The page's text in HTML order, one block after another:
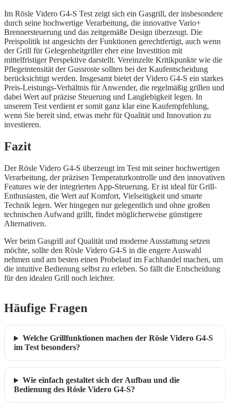
Im Rösle Videro G4-S Test zeigt sich ein Gasgrill, der insbesondere
durch seine hochwertige Verarbeitung, die innovative Vario+
Brennersteuerung und das zeitgemäße Design überzeugt. Die
Preispolitik ist angesichts der Funktionen gerechtfertigt, auch wenn
der Grill für Gelegenheitgriller eher eine Investition mit
mittelfristiger Perspektive darstellt. Vereinzelte Kritikpunkte wie die
Pflegeintensität der Gussroste sollten bei der Kaufentscheidung
berücksichtigt werden. Insgesamt bietet der Videro G4-S ein starkes
Preis-Leistungs-Verhältnis für Anwender, die regelmäßig grillen und
dabei Wert auf präzise Steuerung und Langlebigkeit legen. In
unserem Test verdient er somit ganz klar eine Kaufempfehlung,
wenn Sie bereit sind, etwas mehr für Qualität und Innovation zu
investieren.
Fazit
Der Rösle Videro G4-S überzeugt im Test mit seiner hochwertigen
Verarbeitung, der präzisen Temperaturkontrolle und den innovativen
Features wie der integrierten App-Steuerung. Er ist ideal für Grill-
Enthusiasten, die Wert auf Komfort, Vielseitigkeit und smarte
Technik legen. Wer hingegen nur gelegentlich und ohne großen
technischen Aufwand grillt, findet möglicherweise günstigere
Alternativen.
Wer beim Gasgrill auf Qualität und moderne Ausstattung setzen
möchte, sollte den Rösle Videro G4-S in die engere Auswahl
nehmen und am besten einen Probelauf im Fachhandel machen, um
die intuitive Bedienung selbst zu erleben. So fällt die Entscheidung
für den idealen Grill noch leichter.
Häufige Fragen
Welche Grillfunktionen machen der Rösle Videro G4-S
im Test besonders?
Wie einfach gestaltet sich der Aufbau und die
Bedienung des Rösle Videro G4-S?